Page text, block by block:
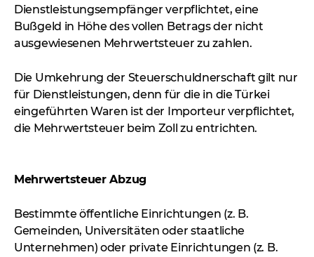
Dienstleistungsempfänger verpflichtet, eine
Bußgeld in Höhe des vollen Betrags der nicht
ausgewiesenen Mehrwertsteuer zu zahlen.
Die Umkehrung der Steuerschuldnerschaft gilt nur
für Dienstleistungen, denn für die in die Türkei
eingeführten Waren ist der Importeur verpflichtet,
die Mehrwertsteuer beim Zoll zu entrichten.
Mehrwertsteuer Abzug
Bestimmte öffentliche Einrichtungen (z. B.
Gemeinden, Universitäten oder staatliche
Unternehmen) oder private Einrichtungen (z. B.